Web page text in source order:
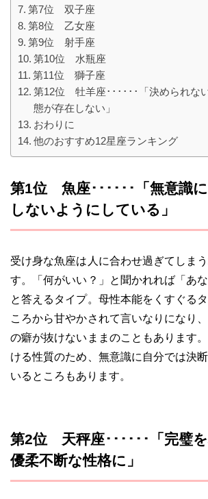
第7位 双子座
第8位 乙女座
第9位 射手座
第10位 水瓶座
第11位 獅子座
第12位 牡羊座･･････「決められな
態が存在しない」
おわりに
他のおすすめ12星座ランキング
第1位 魚座･･････「無意識
しないようにしている」
受け身な魚座は人に合わせ過ぎてしま
す。「何がいい？」と聞かれれば「あ
と答えるタイプ。母性本能をくすぐる
ころから甘やかされて言いなりになり
の癖が抜けないままのこともあります
ける性質のため、無意識に自分では決
いるところもあります。
第2位 天秤座･･････「完璧
優柔不断な性格に」